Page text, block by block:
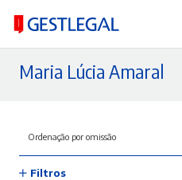
Maria Lúcia Amaral
Filtros